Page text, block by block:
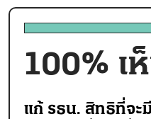
100% เ
แก้ รธน. สิทธิที่จะ